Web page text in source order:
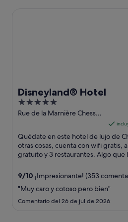
Disneyland® Hotel
5
out
5
Rue de la Marnière Chessy
Quédate en este hotel de lujo de
otras cosas, cuenta con wifi gratis,
gratuito y 3 restaurantes. Algo que
9/10 ¡Impresionante! (353
"Muy caro y cotoso pero bien"
Comentario del 26 de jul de 2026